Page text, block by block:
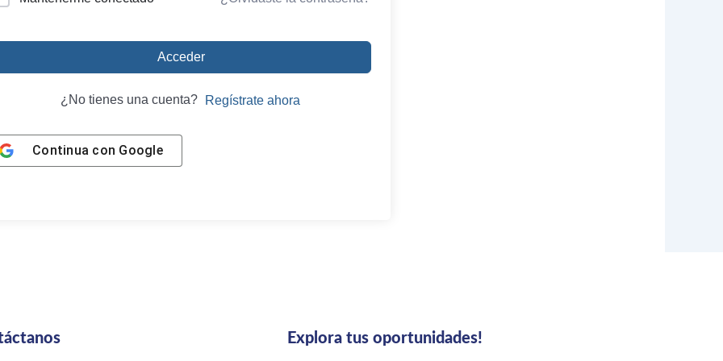
Acceder
¿No tienes una cuenta? Regístrate ahora
Continua con Google
Explora tus oportunidades!